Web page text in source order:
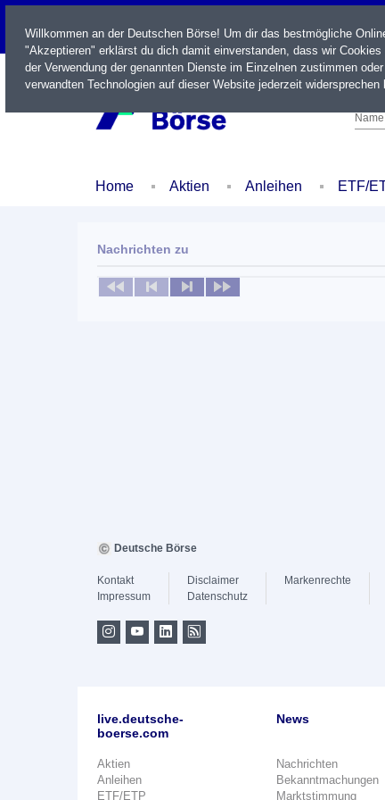
LIVE
Home Aktien Anleihen ETF/
Nachrichten zu
Keine News verfügbar
Willkommen an der Deutschen Börse! Um dir das bestmögliche
"Akzeptieren" erklärst du dich damit einverstanden, dass wir
der Verwendung der genannten Dienste im Einzelnen zustimmen
verwandten Technologien auf dieser Website jederzeit
Deutsche Börse
Kontakt
Impressum
Disclaimer
Datenschutz
Markenrechte
live.deutsche-
boerse.com
Aktien
Anleihen
ETF/ETP
News
Nachrichten
Bekanntmachungen
Marktstimmung